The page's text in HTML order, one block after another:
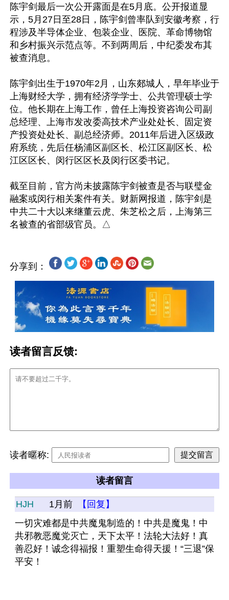
陈宇剑最后一次公开露面是在5月底。公开报道显
示，5月27日至28日，陈宇剑曾率队到安徽考察，行
程涉及半导体企业、包装企业、医院、革命博物馆
和乡村振兴示范点等。不到两周后，中纪委发布其
被查消息。
陈宇剑出生于1970年2月，山东郯城人，早年毕业于
上海财经大学，拥有经济学学士、公共管理硕士学
位。他长期在上海工作，曾任上海投资咨询公司副
总经理、上海市发改委高技术产业处处长、固定资
产投资处处长、副总经济师。2011年后进入区级政
府系统，先后任杨浦区副区长、松江区副区长、松
江区区长、闵行区区长及闵行区委书记。
截至目前，官方尚未披露陈宇剑被查是否与联璧金
融案或闵行相关案件有关。财新网报道，陈宇剑是
中共二十大以来继董云虎、朱芝松之后，上海第三
分享到：
读者留言反馈:
读者暱称:
读者留言
HJH 1月前
【回复】
一切灾难都是中共魔鬼制造的！中共是魔鬼！中
共邪教恶魔党灭亡，天下太平！法轮大法好！真
善忍好！诚念得福报！重塑生命得天援！“三退”保
平安！